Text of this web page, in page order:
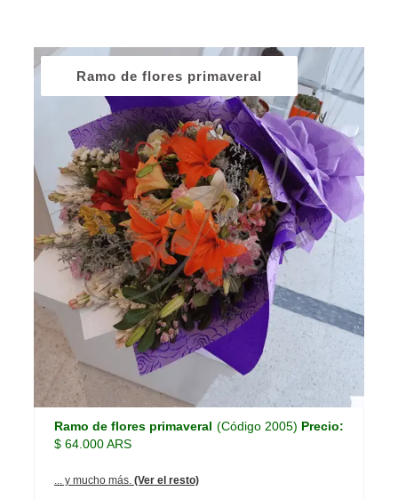
Ramo de flores primaveral
Ramo de flores primaveral (Código 2005) Precio:
$ 64.000 ARS
... y mucho más. (Ver el resto)